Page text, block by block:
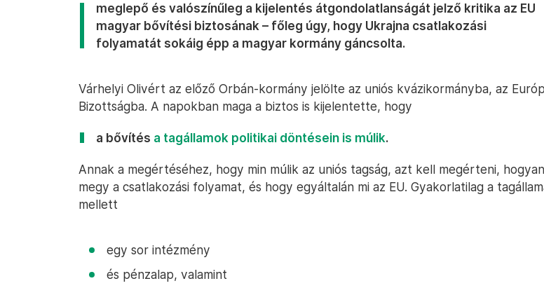
meglepő és valószínűleg a kijelentés átgondolatlanságát jelző kritika az EU
magyar bővítési biztosának – főleg úgy, hogy Ukrajna csatlakozási
folyamatát sokáig épp a magyar kormány gáncsolta.
Várhelyi Olivért az előző Orbán-kormány jelölte az uniós kvázikormányba, az
Bizottságba. A napokban maga a biztos is kijelentette, hogy
a bővítés a tagállamok politikai döntésein is múlik.
Annak a megértéséhez, hogy min múlik az uniós tagság, azt kell megérteni, hogyan
megy a csatlakozási folyamat, és hogy egyáltalán mi az EU. Gyakorlatilag a
mellett
egy sor intézmény
és pénzalap, valamint